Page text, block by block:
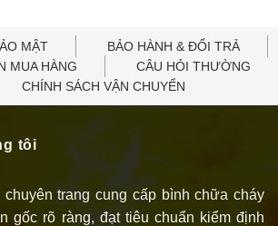
MẬT
BẢO HÀNH & ĐỔI TRẢ
MUA HÀNG
CÂU HỎI THƯỜNG
CHÍNH SÁCH VẬN CHUYỂN
tôi
chuyên trang cung cấp bình chữa cháy
gốc rõ ràng, đạt tiêu chuẩn kiểm định